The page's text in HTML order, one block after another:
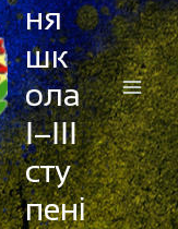
ня
шк
ола
І–ІІІ
сту
пені